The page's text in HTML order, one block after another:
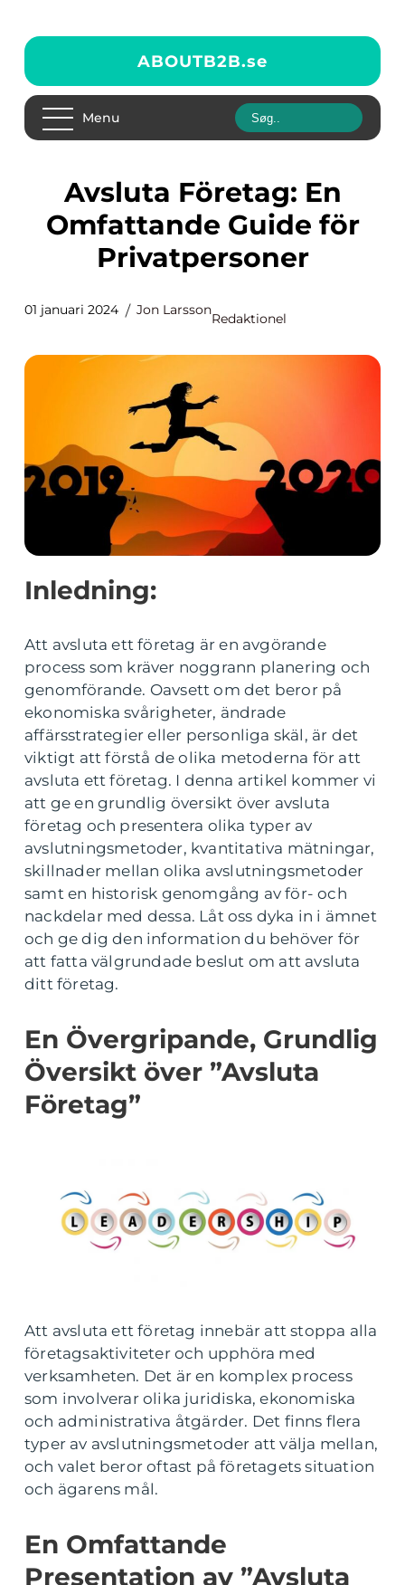
ABOUTB2B.se
Menu
Avsluta Företag: En
Omfattande Guide för
Privatpersoner
01 januari 2024 Jon Larsson
Redaktionel
Inledning:
Att avsluta ett företag är en avgörande
process som kräver noggrann planering och
genomförande. Oavsett om det beror på
ekonomiska svårigheter, ändrade
affärsstrategier eller personliga skäl, är det
viktigt att förstå de olika metoderna för att
avsluta ett företag. I denna artikel kommer vi
att ge en grundlig översikt över avsluta
företag och presentera olika typer av
avslutningsmetoder, kvantitativa mätningar,
skillnader mellan olika avslutningsmetoder
samt en historisk genomgång av för- och
nackdelar med dessa. Låt oss dyka in i ämnet
och ge dig den information du behöver för
att fatta välgrundade beslut om att avsluta
ditt företag.
En Övergripande, Grundlig
Översikt över ”Avsluta
Företag”
Att avsluta ett företag innebär att stoppa alla
företagsaktiviteter och upphöra med
verksamheten. Det är en komplex process
som involverar olika juridiska, ekonomiska
och administrativa åtgärder. Det finns flera
typer av avslutningsmetoder att välja mellan,
och valet beror oftast på företagets situation
och ägarens mål.
En Omfattande
Presentation av ”Avsluta